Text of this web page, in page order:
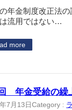
年金制度改正法
流用ではない…
more
年金受給の繰
7月13日Category :